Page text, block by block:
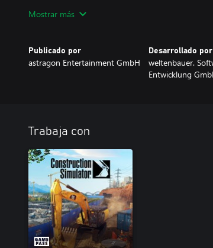
SFT100 – Grúa torre
Mostrar más
Publicado por
astragon Entertainment GmbH
Desarrollado por
weltenbauer.
Entwicklung
Trabaja con